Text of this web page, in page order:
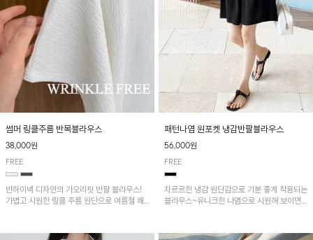
썸머 링클주름 반목블라우스
38,000원
FREE
반하이넥 디자인의 가오리핏 반팔 블라우스!
가볍고 시원한 링클 주름 원단으로 여름철 쾌
패턴나염 원포켓 냉감반팔블라우스
56,000원
FREE
차르르한 냉감 원단감으로 기분 좋게 착용되는
블라우스~유니크한 나염으로 시원해 보이면